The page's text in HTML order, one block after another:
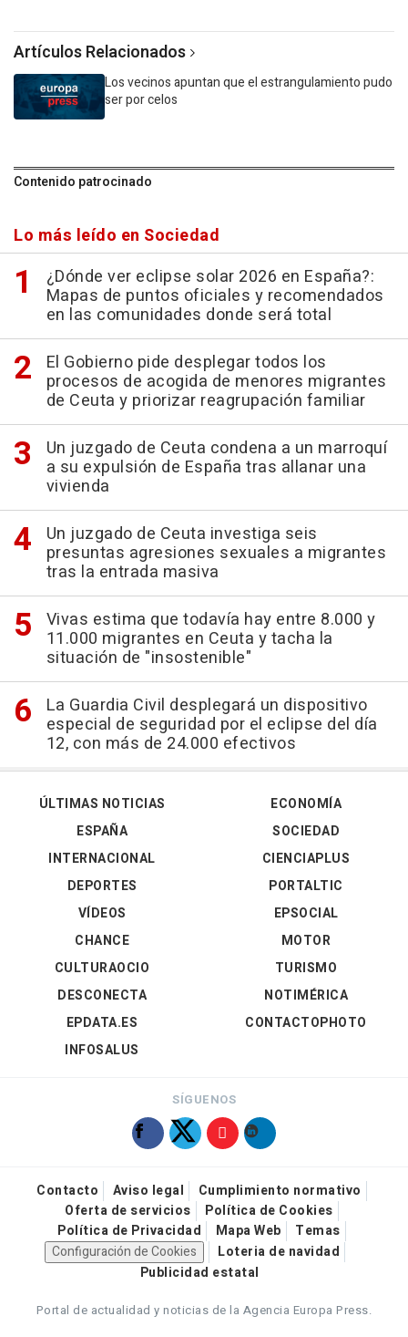
Artículos Relacionados
Los vecinos apuntan que el estrangulamiento pudo
ser por celos
Contenido patrocinado
Lo más leído en Sociedad
¿Dónde ver eclipse solar 2026 en España?:
Mapas de puntos oficiales y recomendados
en las comunidades donde será total
El Gobierno pide desplegar todos los
procesos de acogida de menores migrantes
de Ceuta y priorizar reagrupación familiar
Un juzgado de Ceuta condena a un marroquí
a su expulsión de España tras allanar una
vivienda
Un juzgado de Ceuta investiga seis
presuntas agresiones sexuales a migrantes
tras la entrada masiva
Vivas estima que todavía hay entre 8.000 y
11.000 migrantes en Ceuta y tacha la
situación de "insostenible"
La Guardia Civil desplegará un dispositivo
especial de seguridad por el eclipse del día
12, con más de 24.000 efectivos
ÚLTIMAS NOTICIAS
ESPAÑA
INTERNACIONAL
DEPORTES
VÍDEOS
ECONOMÍA
SOCIEDAD
CIENCIAPLUS
PORTALTIC
EPSOCIAL
CHANCE
CULTURAOCIO
DESCONECTA
EPDATA.ES
INFOSALUS
MOTOR
TURISMO
NOTIMÉRICA
CONTACTOPHOTO
SÍGUENOS
Contacto Aviso legal
Cumplimiento normativo
Oferta de servicios
Política de Cookies
Política de Privacidad
Mapa Web
Temas
Configuración de Cookies
Loteria de navidad
Publicidad estatal
Portal de actualidad y noticias de la Agencia Europa Press.